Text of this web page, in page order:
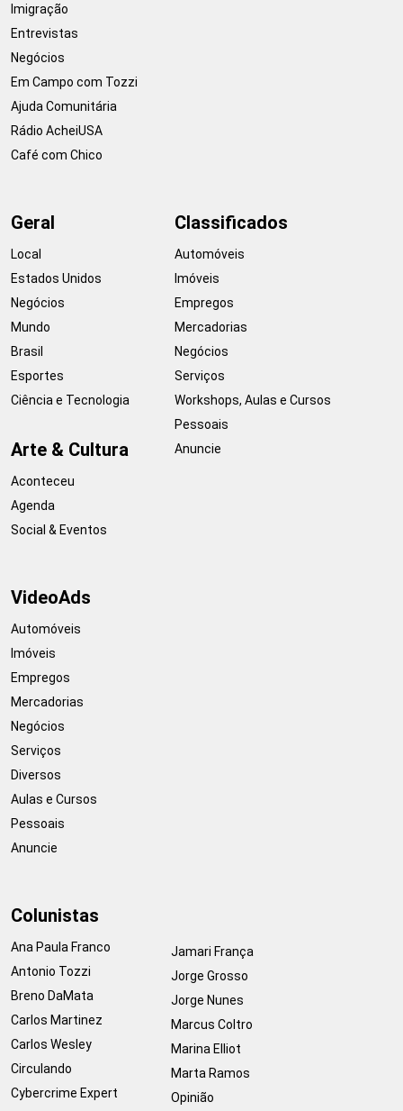
Imigração
Entrevistas
Negócios
Em Campo com Tozzi
Ajuda Comunitária
Rádio AcheiUSA
Café com Chico
Geral
Local
Estados Unidos
Negócios
Mundo
Brasil
Esportes
Ciência e Tecnologia
Arte & Cultura
Aconteceu
Agenda
Social & Eventos
Classificados
Automóveis
Imóveis
Empregos
Mercadorias
Negócios
Serviços
Workshops, Aulas e Cursos
Pessoais
Anuncie
VideoAds
Automóveis
Imóveis
Empregos
Mercadorias
Negócios
Serviços
Diversos
Aulas e Cursos
Pessoais
Anuncie
Colunistas
Ana Paula Franco
Antonio Tozzi
Breno DaMata
Carlos Martinez
Carlos Wesley
Circulando
Cybercrime Expert
Jamari França
Jorge Grosso
Jorge Nunes
Marcus Coltro
Marina Elliot
Marta Ramos
Opinião